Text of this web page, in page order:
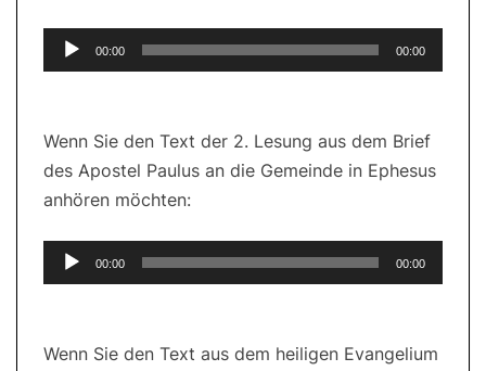
Audio-
Player
00:00 00:00
Wenn Sie den Text der 2. Lesung aus dem Brief
des Apostel Paulus an die Gemeinde in Ephesus
anhören möchten:
Audio-
Player
00:00 00:00
Wenn Sie den Text aus dem heiligen Evangelium